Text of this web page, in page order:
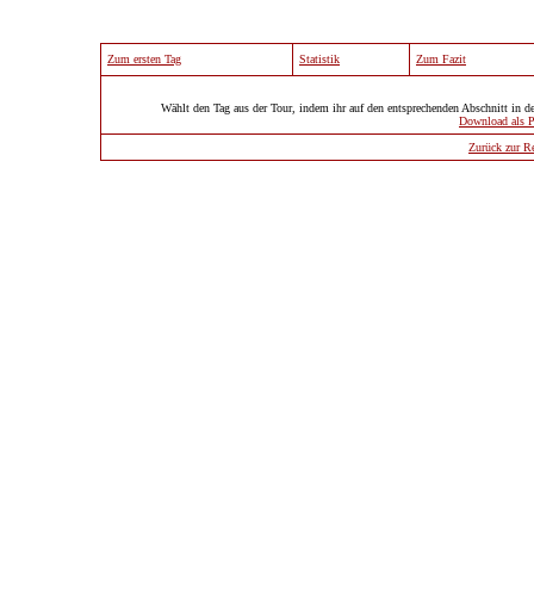
Zum ersten Tag Statistik Zum Fazit
Wählt den Tag aus der Tour, indem ihr auf den entsprechenden Abschnitt
Download als
Zurück zur